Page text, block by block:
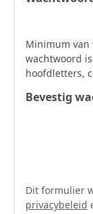
Minimum van
wachtwoord
hoofdletters,
Bevestig
Dit formulier
privacybeleid